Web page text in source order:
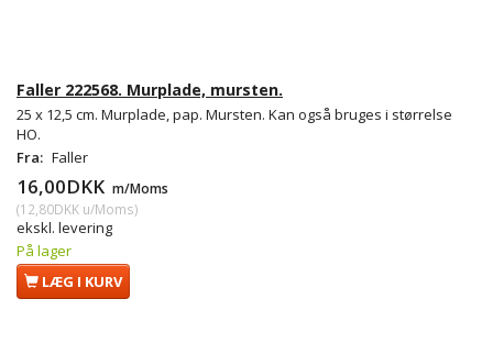
Faller 222568. Murplade, mursten.
25 x 12,5 cm. Murplade, pap. Mursten. Kan også bruges i størrelse
HO.
Fra: Faller
16,00DKK m/Moms
(12,80DKK u/Moms)
ekskl. levering
På lager
LÆG I KURV